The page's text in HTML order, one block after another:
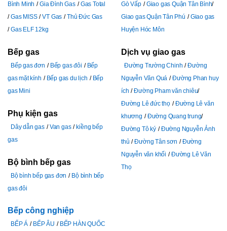
Bình Minh
Gia Đình Gas
Gas Total
Gas MISS
VT Gas
Thủ Đức Gas
Gas ELF 12kg
Bếp gas
Bếp gas đơn Bếp gas đôi
Bếp
gas mặt kính
Bếp gas du lịch
Bếp
gas Mini
Phụ kiện gas
Dây dẫn gas Van gas
kiềng bếp
gas
Bộ bình bếp gas
Bộ bình bếp gas đơn
Bộ bình bếp
gas đôi
Bếp công nghiệp
BẾP Á BẾP ÂU
BẾP HÀN QUỐC
Gò Vấp
Giao gas Quận Tân Bình
Giao gas Quận Tân Phú
Giao gas
Huyện Hóc Môn
Dịch vụ giao gas
Đường Trường Chinh
Đường
Nguyễn Văn Quá
Đường Phan huy
ích
Đường Pham văn chiêu
Đường Lê đức thọ
Đường Lê văn
khương
Đường Quang trung
Đường Tô ký
Đường Nguyễn Ảnh
thủ
Đường Tân sơn
Đường
Nguyễn văn khối
Đường Lê Văn
Thọ